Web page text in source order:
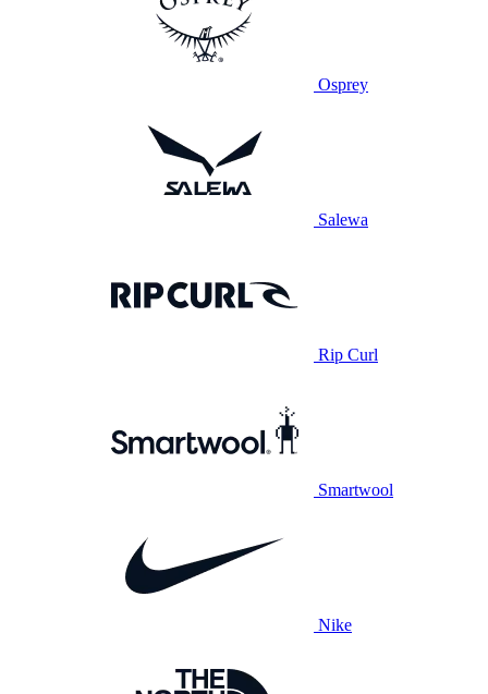
Osprey
Salewa
Rip Curl
Smartwool
Nike